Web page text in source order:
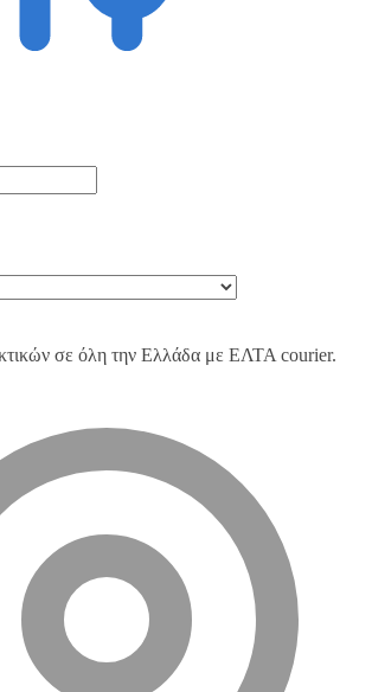
σε όλη την Ελλάδα με ΕΛΤΑ courier.